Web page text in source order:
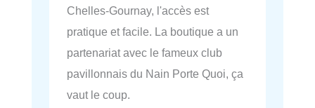
Chelles-Gournay, l'accès est
pratique et facile. La boutique a un
partenariat avec le fameux club
pavillonnais du Nain Porte Quoi, ça
vaut le coup.